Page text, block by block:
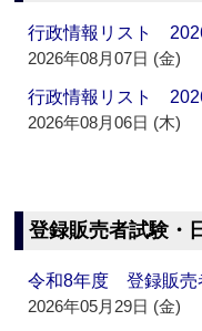
行政情報リスト
2026年08月07日 (金)
行政情報リスト
2026年08月06日 (木)
登録販売者試験・
令和8年度 登録販
2026年05月29日 (金)